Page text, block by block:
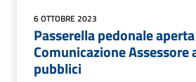
6 OTTOBRE 2023
Passerella pedonale
Comunicazione Assessore
pubblici